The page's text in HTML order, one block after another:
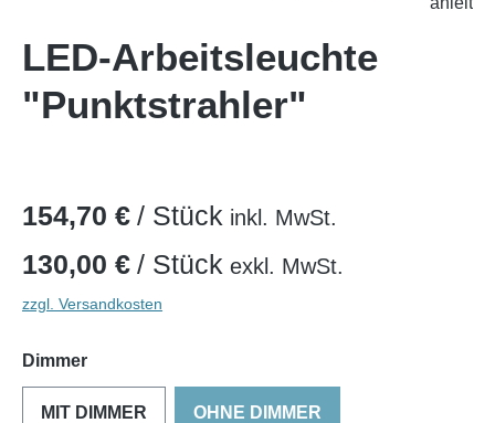
LED-Arbeitsleuchte
"Punktstrahler"
154,70 € / Stück inkl. MwSt.
130,00 € / Stück exkl. MwSt.
zzgl. Versandkosten
Dimmer
MIT DIMMER OHNE DIMMER